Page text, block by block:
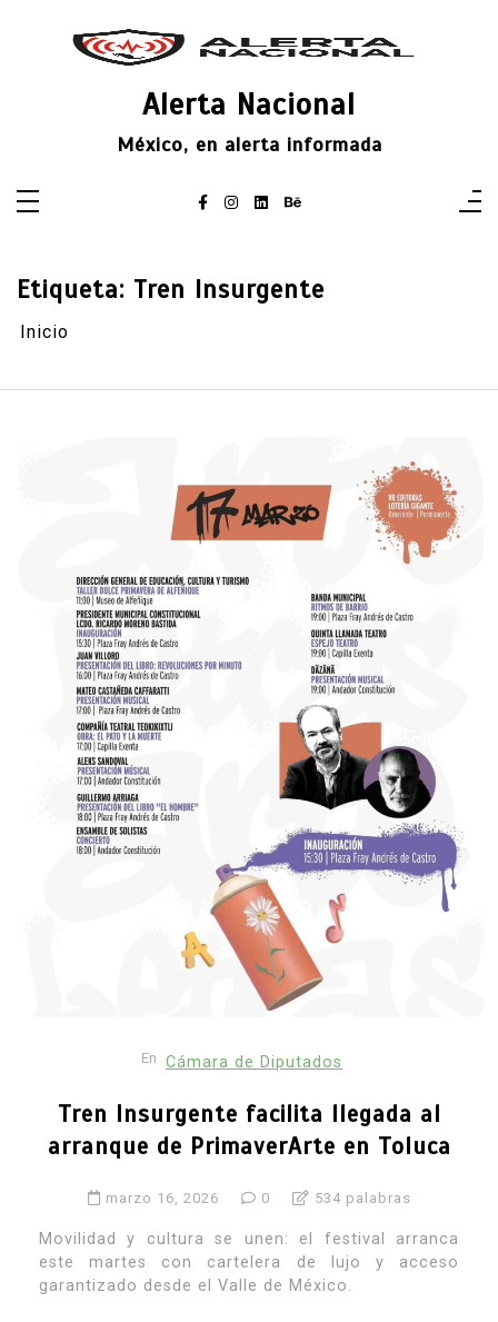
Alerta Nacional
México, en alerta informada
Etiqueta: Tren Insurgente
Inicio
En Cámara de Diputados
Tren Insurgente facilita llegada al
arranque de PrimaverArte en Toluca
marzo 16, 2026 0 534 palabras
Movilidad y cultura se unen: el festival arranca
este martes con cartelera de lujo y acceso
garantizado desde el Valle de México.